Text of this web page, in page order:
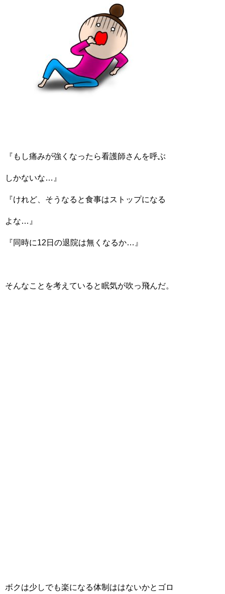
『もし痛みが強くなったら看護師さんを呼ぶ
しかないな…』
『けれど、そうなると食事はストップになる
よな…』
『同時に12日の退院は無くなるか…』
そんなことを考えていると眠気が吹っ飛んだ。
ボクは少しでも楽になる体制ははないかとゴロ